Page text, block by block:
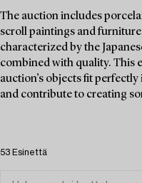
The auction includes
scroll paintings and
characterized by the
combined with quality. This
auction’s objects fit
and contribute to creating
53 Esinettä